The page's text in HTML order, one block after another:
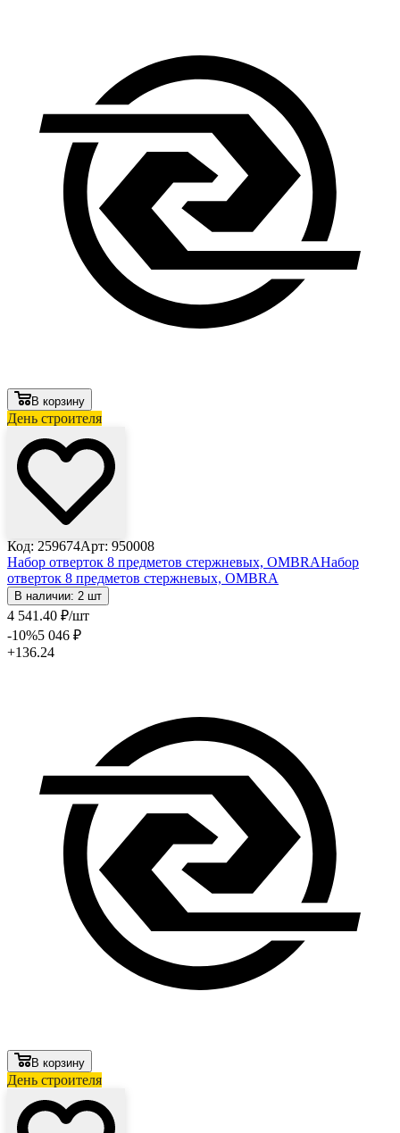
В корзину
День строителя
Код: 259674Арт: 950008
Набор отверток 8 предметов стержневых, OMBRAНабор
отверток 8 предметов стержневых, OMBRA
В наличии: 2 шт
4 541 .40 ₽/шт
-10%5 046 ₽
+136.24
В корзину
День строителя